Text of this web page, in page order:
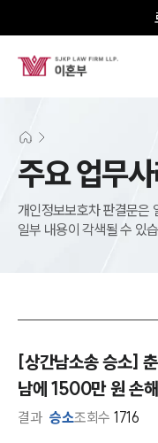
주요 업무
개인정보보호차 판결문은
일부 내용이 각색될 수 있
[상간남소송 승소]
남에 1500만 원 손
결과 승소조회수 1716